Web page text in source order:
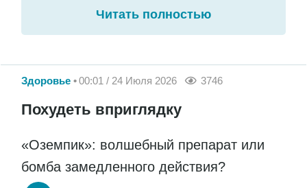
Читать полностью
Здоровье 00:01 / 24 Июля 2026 3746
Похудеть вприглядку
«Оземпик»: волшебный препарат или
бомба замедленного действия?